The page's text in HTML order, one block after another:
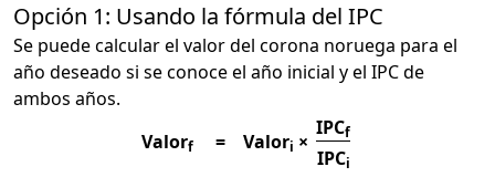
Opción 1: Usando la fórmula del IPC
Se puede calcular el valor del corona noruega para el
año deseado si se conoce el año inicial y el IPC de
ambos años.
Valorf = Valori ×
IPCf
IPCi